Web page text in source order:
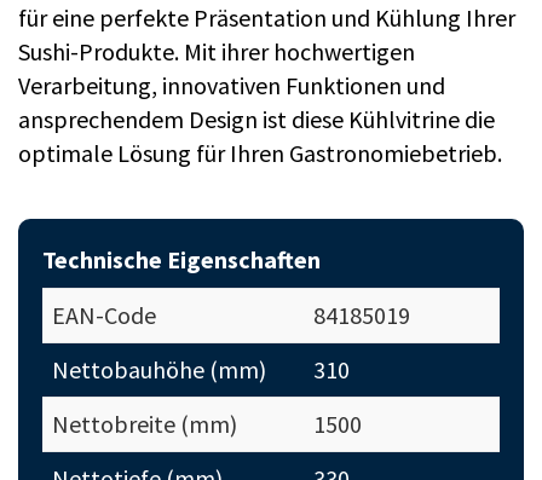
für eine perfekte Präsentation und Kühlung Ihrer
Sushi-Produkte. Mit ihrer hochwertigen
Verarbeitung, innovativen Funktionen und
ansprechendem Design ist diese Kühlvitrine die
optimale Lösung für Ihren Gastronomiebetrieb.
Technische Eigenschaften
EAN-Code
84185019
Nettobauhöhe (mm)
310
Nettobreite (mm)
1500